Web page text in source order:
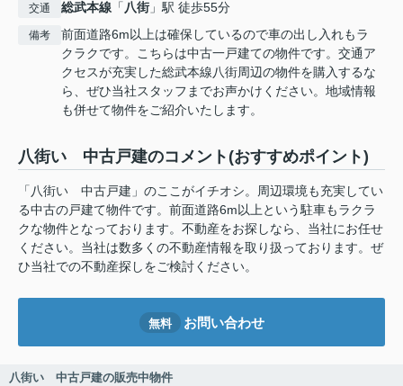
交通 総武本線 「八街」駅 徒歩55分
備考
前面道路6m以上は確保しているので車の出し入れもラ
クラクです。こちらは中古一戸建ての物件です。交通ア
クセスが充実した総武本線八街周辺の物件を購入するな
ら、ぜひ当社スタッフまでお声かけください。地域情報
も併せて物件をご紹介いたします。
八街い 中古戸建のコメント(おすすめポイント)
「八街い 中古戸建」のここがイチオシ。周辺環境も充実してい
る中古の戸建て物件です。前面道路6m以上という駐車もラクラ
クな物件となっております。不動産をお探しなら、当社にお任せ
ください。当社は数多くの不動産情報を取り扱っております。ぜ
ひ当社での不動産探しをご検討ください。
無料 お問い合わせ
八街い 中古戸建の販売中物件